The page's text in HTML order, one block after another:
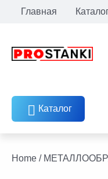
Перейти
Главная
Каталог
Home /